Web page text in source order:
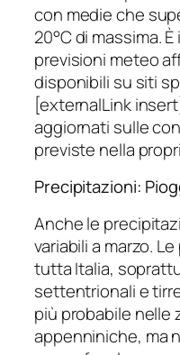
con medie che
20°C di massima.
previsioni meteo
disponibili su siti
[externalLink
aggiornati sulle
previste nella
Precipitazioni:
Anche le
variabili a marzo.
tutta Italia,
settentrionali e
più probabile nelle
appenniniche, ma